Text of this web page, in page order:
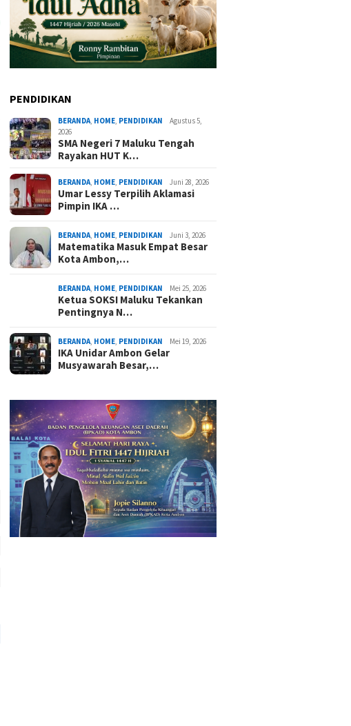
PENDIDIKAN
BERANDA HOME PENDIDIKAN
Agustus 5,
2026
SMA Negeri 7 Maluku Tengah
Rayakan HUT K…
BERANDA HOME PENDIDIKAN Juni 28, 2026
Umar Lessy Terpilih Aklamasi
Pimpin IKA …
BERANDA HOME PENDIDIKAN Juni 3, 2026
Matematika Masuk Empat Besar
Kota Ambon,…
BERANDA HOME PENDIDIKAN Mei 25, 2026
Ketua SOKSI Maluku Tekankan
Pentingnya N…
BERANDA HOME PENDIDIKAN Mei 19, 2026
IKA Unidar Ambon Gelar
Musyawarah Besar,…